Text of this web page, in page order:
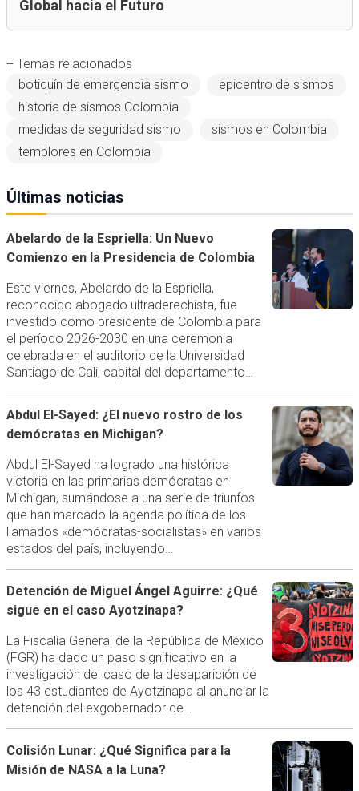
Global hacia el Futuro
+ Temas relacionados
botiquín de emergencia sismo
epicentro de sismos
historia de sismos Colombia
medidas de seguridad sismo
sismos en Colombia
temblores en Colombia
Últimas noticias
Abelardo de la Espriella: Un Nuevo
Comienzo en la Presidencia de Colombia
Este viernes, Abelardo de la Espriella,
reconocido abogado ultraderechista, fue
investido como presidente de Colombia para
el período 2026-2030 en una ceremonia
celebrada en el auditorio de la Universidad
Santiago de Cali, capital del departamento…
Abdul El-Sayed: ¿El nuevo rostro de los
demócratas en Michigan?
Abdul El-Sayed ha logrado una histórica
victoria en las primarias demócratas en
Michigan, sumándose a una serie de triunfos
que han marcado la agenda política de los
llamados «demócratas-socialistas» en varios
estados del país, incluyendo…
Detención de Miguel Ángel Aguirre: ¿Qué
sigue en el caso Ayotzinapa?
La Fiscalía General de la República de México
(FGR) ha dado un paso significativo en la
investigación del caso de la desaparición de
los 43 estudiantes de Ayotzinapa al anunciar la
detención del exgobernador de…
Colisión Lunar: ¿Qué Significa para la
Misión de NASA a la Luna?